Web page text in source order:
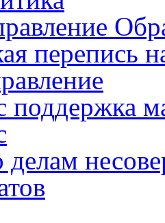
перепись
поддержка